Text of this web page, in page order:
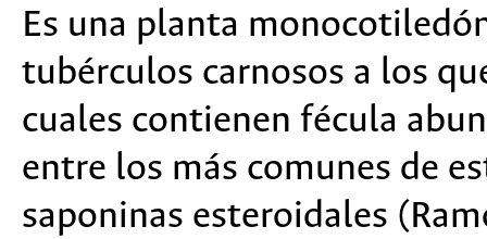
Es una planta
tubérculos carnosos a los
cuales contienen fécula
entre los más comunes de
saponinas esteroidales